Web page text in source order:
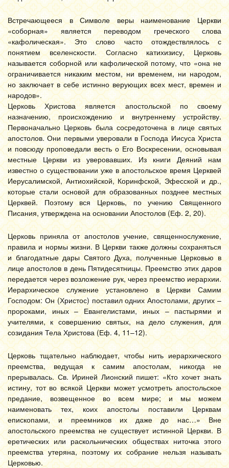
Встречающееся в Символе веры наименование Церкви
«соборная» является переводом греческого слова
«кафолическая». Это слово часто отождествлялось с
понятием вселенскости. Согласно катихизису, Церковь
называется соборной или кафолической потому, что «она не
ограничивается никаким местом, ни временем, ни народом,
но заключает в себе истинно верующих всех мест, времен и
народов».
Церковь Христова является апостольской по своему
назначению, происхождению и внутреннему устройству.
Первоначально Церковь была сосредоточена в лице святых
апостолов. Они первыми уверовали в Господа Иисуса Христа
и повсюду проповедали весть о Его Воскресении, основывая
местные Церкви из уверовавших. Из книги Деяний нам
известно о существовании уже в апостольское время Церквей
Иерусалимской, Антиохийской, Коринфской, Эфесской и др.,
которые стали основой для образованных позднее местных
Церквей. Поэтому вся Церковь, по учению Священного
Писания, утверждена на основании Апостолов (Еф. 2, 20).
Церковь приняла от апостолов учение, священнослужение,
правила и нормы жизни. В Церкви также должны сохраняться
и благодатные дары Святого Духа, полученные Церковью в
лице апостолов в день Пятидесятницы. Преемство этих даров
передается через возложение рук, через преемство иерархии.
Иерархическое служение установлено в Церкви Самим
Господом: Он (Христос) поставил одних Апостолами, других –
пророками, иных – Евангелистами, иных – пастырями и
учителями, к совершению святых, на дело служения, для
созидания Тела Христова (Еф. 4, 11–12).
Церковь тщательно наблюдает, чтобы нить иерархического
преемства, ведущая к самим апостолам, никогда не
прерывалась. Св. Ириней Лионский пишет: «Кто хочет знать
истину, тот во всякой Церкви может усмотреть апостольское
предание, возвещенное во всем мире; и мы можем
наименовать тех, коих апостолы поставили Церквам
епископами, и преемников их даже до нас…» Вне
апостольского преемства не существует истинной Церкви. В
еретических или раскольнических обществах ниточка этого
преемства утеряна, поэтому их собрание нельзя называть
Церковью.